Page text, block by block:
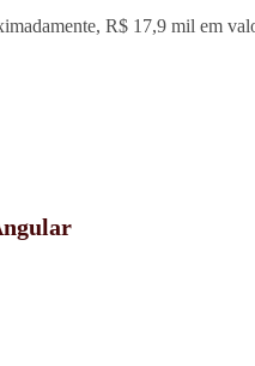
R$ 17,9 mil em